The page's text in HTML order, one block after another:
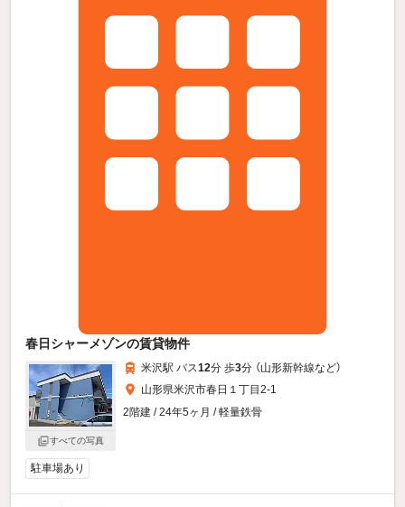
春日シャーメゾンの賃貸物件
すべての写真
米沢駅 バス12分 歩3分 （山形新幹線など）
山形県米沢市春日１丁目2-1
2階建 / 24年5ヶ月 / 軽量鉄骨
駐車場あり